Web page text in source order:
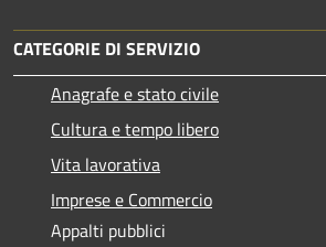
CATEGORIE DI SERVIZIO
Anagrafe e stato civile
Cultura e tempo libero
Vita lavorativa
Imprese e Commercio
Appalti pubblici